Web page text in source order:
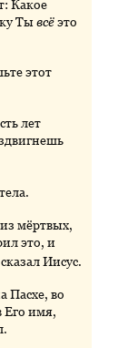
Какое
Тывсёэто
этот
лет
мёртвых,
это, и
Иисус.
Пасхе, во
Его имя,